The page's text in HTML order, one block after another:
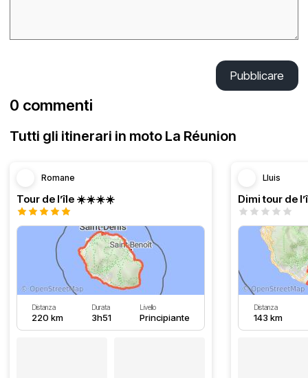
Pubblicare
0 commenti
Tutti gli itinerari in moto La Réunion
Romane
Tour de l’île ☀️☀️☀️☀️
Distanza
220 km
Durata
3h51
Livello
Principiante
Lluis
Distanza
143 km